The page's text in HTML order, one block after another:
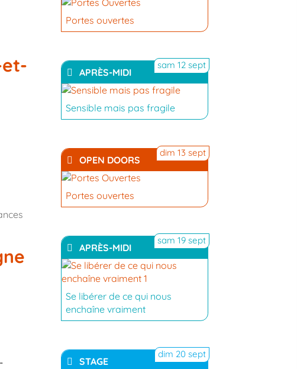
Portes ouvertes
APRÈS-MIDI
sam 12 sept
YouTube
Sensible mais pas fragile
OPEN DOORS
dim 13 sept
Portes ouvertes
APRÈS-MIDI
sam 19 sept
YouTube
Se libérer de ce qui nous
enchaîne vraiment
STAGE
dim 20 sept